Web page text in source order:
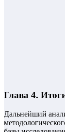
Глава 4.
Дальнейший